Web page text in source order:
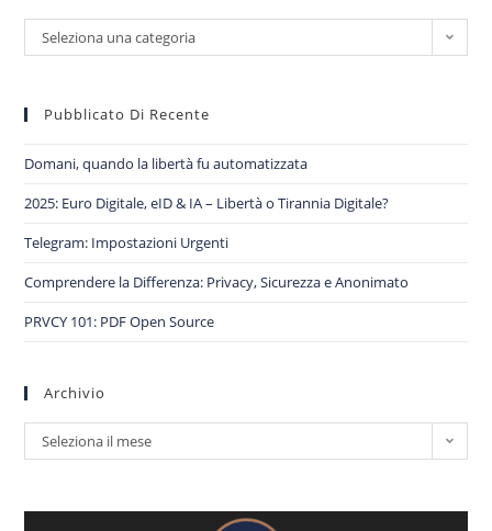
Seleziona una categoria
Pubblicato Di Recente
Domani, quando la libertà fu automatizzata
2025: Euro Digitale, eID & IA – Libertà o Tirannia Digitale?
Telegram: Impostazioni Urgenti
Comprendere la Differenza: Privacy, Sicurezza e Anonimato
PRVCY 101: PDF Open Source
Archivio
Seleziona il mese